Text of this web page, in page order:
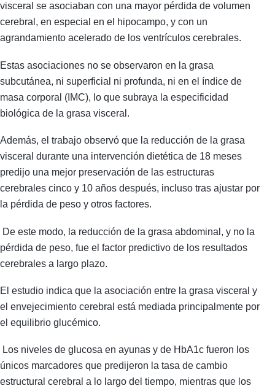
visceral se asociaban con una mayor pérdida de volumen
cerebral, en especial en el hipocampo, y con un
agrandamiento acelerado de los ventrículos cerebrales.
Estas asociaciones no se observaron en la grasa
subcutánea, ni superficial ni profunda, ni en el índice de
masa corporal (IMC), lo que subraya la especificidad
biológica de la grasa visceral.
Además, el trabajo observó que la reducción de la grasa
visceral durante una intervención dietética de 18 meses
predijo una mejor preservación de las estructuras
cerebrales cinco y 10 años después, incluso tras ajustar por
la pérdida de peso y otros factores.
De este modo, la reducción de la grasa abdominal, y no la
pérdida de peso, fue el factor predictivo de los resultados
cerebrales a largo plazo.
El estudio indica que la asociación entre la grasa visceral y
el envejecimiento cerebral está mediada principalmente por
el equilibrio glucémico.
Los niveles de glucosa en ayunas y de HbA1c fueron los
únicos marcadores que predijeron la tasa de cambio
estructural cerebral a lo largo del tiempo, mientras que los